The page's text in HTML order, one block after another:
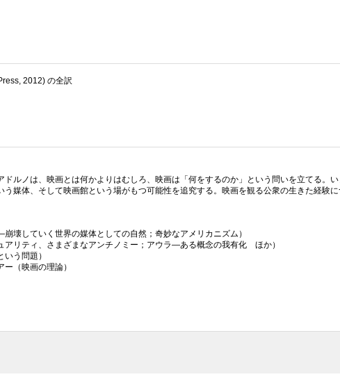
2012) の全訳
ドルノは、映画とは何かよりはむしろ、映画は「何をするのか」という問いを立てる。
う媒体、そして映画館という場がもつ可能性を追究する。映画を観る公衆の生きた経験
壊していく世界の媒体としての自然；奇妙なアメリカニズム）
リティ、さまざまなアンチノミー；アウラ—ある概念の我有化 ほか）
う問題）
（映画の理論）